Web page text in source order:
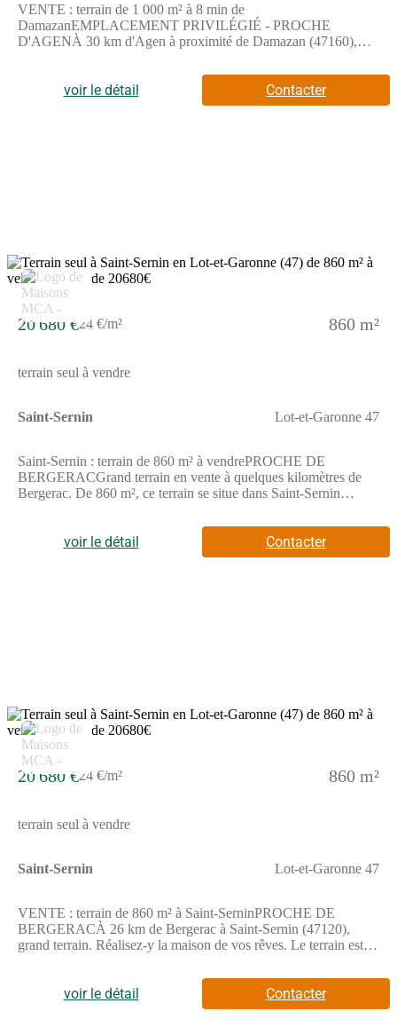
VENTE : terrain de 1 000 m² à 8 min de
DamazanEMPLACEMENT PRIVILÉGIÉ - PROCHE
D'AGENÀ 30 km d'Agen à proximité de Damazan (47160),
secondaire. Il se situe dans un quartier attractif. Des écoles
maternelles et élémentaires y sont implantées et une structure
d'accueil pour les tout-petits. Niveau transports, il y a la gare
et dans tous vos projets immobiliers.
voir le détail Contacter
20 680 €24 €/m² 860 m²
terrain seul à vendre
Saint-Sernin Lot-et-Garonne 47
Saint-Sernin : terrain de 860 m² à vendrePROCHE DE
BERGERACGrand terrain en vente à quelques kilomètres de
Bergerac. De 860 m², ce terrain se situe dans Saint-Sernin
commerces et des écoles. Il y a une école primaire dans le
quartier. On trouve une épicerie à quelques minutes de la
propriété.Son prix de vente est de 20 680 €.
voir le détail Contacter
20 680 €24 €/m² 860 m²
terrain seul à vendre
Saint-Sernin Lot-et-Garonne 47
VENTE : terrain de 860 m² à Saint-SerninPROCHE DE
BERGERACÀ 26 km de Bergerac à Saint-Sernin (47120),
grand terrain. Réalisez-y la maison de vos rêves. Le terrain est
primaire dans le quartier. Il y a une épicerie à proximité du
terrain.Son prix de vente est de 20 680 €.
voir le détail Contacter